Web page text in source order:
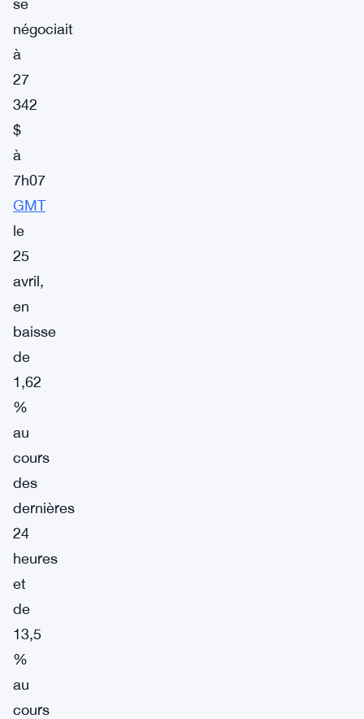
se
négociait
à
27
342
$
à
7h07
GMT
le
25
avril,
en
baisse
de
1,62
%
au
cours
des
dernières
24
heures
et
de
13,5
%
au
cours